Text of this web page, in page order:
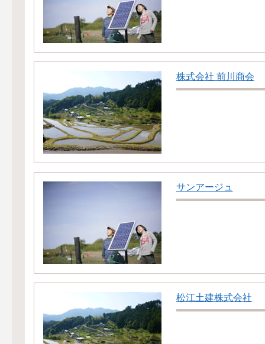
株式会社 前川商会
サンアージュ
松江土建株式会社